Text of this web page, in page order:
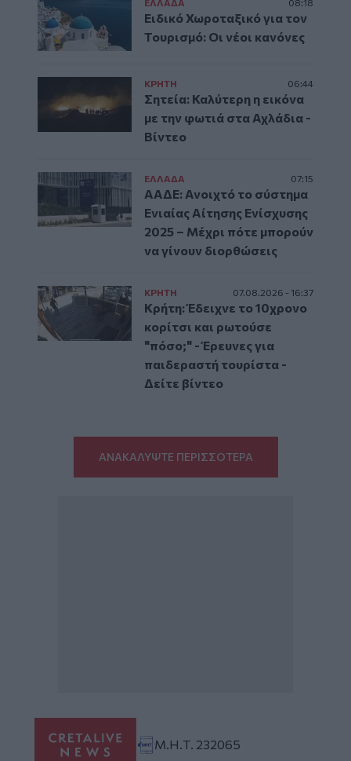
ΕΛΛAΔΑ 08:18
Ειδικό Χωροταξικό για τον
Τουρισμό: Οι νέοι κανόνες
ΚΡΗΤΗ 06:44
Σητεία: Καλύτερη η εικόνα
με την φωτιά στα Αχλάδια -
Βίντεο
ΕΛΛAΔΑ 07:15
ΑΑΔΕ: Ανοιχτό το σύστημα
Ενιαίας Αίτησης Ενίσχυσης
2025 – Μέχρι πότε μπορούν
να γίνουν διορθώσεις
ΚΡΗΤΗ 07.08.2026 - 16:37
Κρήτη: Έδειχνε το 10χρονο
κορίτσι και ρωτούσε
"πόσο;" - Έρευνες για
παιδεραστή τουρίστα -
Δείτε βίντεο
ΑΝΑΚΑΛΥΨΤΕ ΠΕΡΙΣΣΟΤΕΡΑ
Μ.Η.Τ. 232065